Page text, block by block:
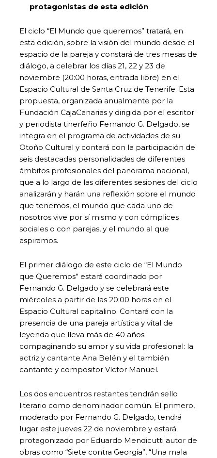
protagonistas de esta edición
El ciclo “El Mundo que queremos” tratará, en
esta edición, sobre la visión del mundo desde el
espacio de la pareja y constará de tres mesas de
diálogo, a celebrar los días 21, 22 y 23 de
noviembre (20:00 horas, entrada libre) en el
Espacio Cultural de Santa Cruz de Tenerife. Esta
propuesta, organizada anualmente por la
Fundación CajaCanarias y dirigida por el escritor
y periodista tinerfeño Fernando G. Delgado, se
integra en el programa de actividades de su
Otoño Cultural y contará con la participación de
seis destacadas personalidades de diferentes
ámbitos profesionales del panorama nacional,
que a lo largo de las diferentes sesiones del ciclo
analizarán y harán una reflexión sobre el mundo
que tenemos, el mundo que cada uno de
nosotros vive por sí mismo y con cómplices
sociales o con parejas, y el mundo al que
aspiramos.
El primer diálogo de este ciclo de “El Mundo
que Queremos” estará coordinado por
Fernando G. Delgado y se celebrará este
miércoles a partir de las 20:00 horas en el
Espacio Cultural capitalino. Contará con la
presencia de una pareja artística y vital de
leyenda que lleva más de 40 años
compaginando su amor y su vida profesional: la
actriz y cantante Ana Belén y el también
cantante y compositor Víctor Manuel.
Los dos encuentros restantes tendrán sello
literario como denominador común. El primero,
moderado por Fernando G. Delgado, tendrá
lugar este jueves 22 de noviembre y estará
protagonizado por Eduardo Mendicutti autor de
obras como “Siete contra Georgia”, “Una mala